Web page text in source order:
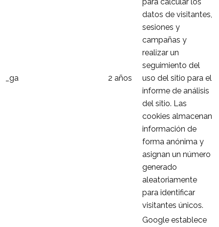
_ga 2 años
datos de visitantes,
sesiones y
campañas y
realizar un
seguimiento del
uso del sitio para el
informe de análisis
del sitio. Las
cookies almacenan
información de
forma anónima y
asignan un número
generado
aleatoriamente
para identificar
visitantes únicos.
Google establece